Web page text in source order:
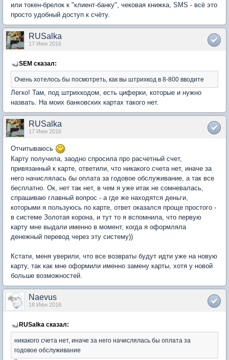
или токен-брелок к "клиент-банку", чековая книжка, SMS - всё это
просто удобный доступ к счёту.
RUSalka
17 Июн 2016
SEM сказал:
Очень хотелось бы посмотреть, как вы штрихкод в 8-800 вводите
Легко! Там, под штрихкодом, есть циферки, которые и нужно
назвать. На моих банковских картах такого нет.
RUSalka
17 Июн 2016
Отчитываюсь
Карту получила, заодно спросила про расчетный счет,
привязанный к карте, ответили, что никакого счета нет, иначе за
него начислялась бы оплата за годовое обслуживание, а так все
бесплатно. Ок, нет так нет, в чем я уже итак не сомневалась,
спрашиваю главный вопрос - а где же находятся деньги,
которыми я пользуюсь по карте, ответ оказался проще простого -
в системе Золотая корона, и тут то я вспомнила, что первую
карту мне выдали именно в момент, когда я оформляла
денежный перевод через эту систему))
Кстати, меня уверили, что все возвраты будут идти уже на новую
карту, так как мне оформили именно замену карты, хотя у новой
больше возможностей.
Naevus
18 Июн 2016
RUSalka сказал:
никакого счета нет, иначе за него начислялась бы оплата за
годовое обслуживание